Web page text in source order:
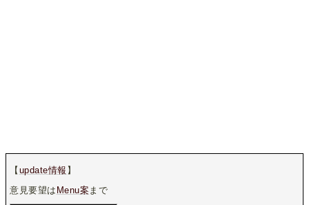
【 update情報 】
意見要望は Menu案 まで